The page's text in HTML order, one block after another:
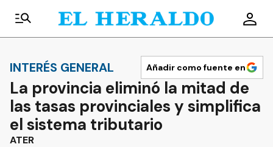
INTERÉS GENERAL Añadir como fuente en
La provincia eliminó la mitad de
las tasas provinciales y simplifica
el sistema tributario
ATER